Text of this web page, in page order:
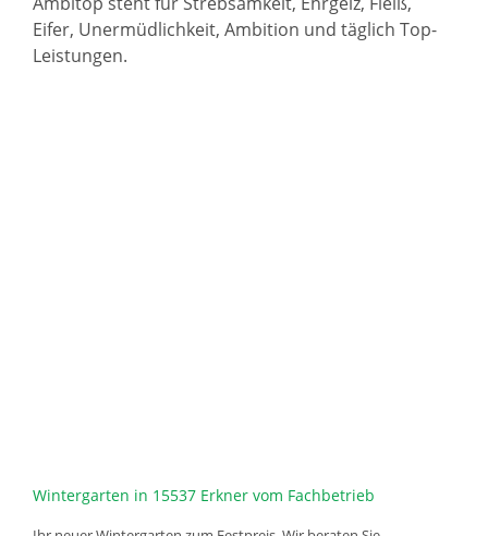
Eifer, Unermüdlichkeit, Ambition und täglich Top-
Leistungen.
Wintergarten in 15537 Erkner vom Fachbetrieb